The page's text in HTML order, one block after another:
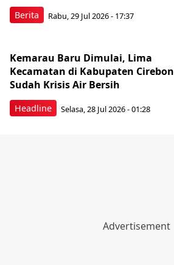
Berita Rabu, 29 Jul 2026 - 17:37
Headline
Kemarau Baru Dimulai, Lima
Kecamatan di Kabupaten Cirebon
Sudah Krisis Air Bersih
Selasa, 28 Jul 2026 - 01:28